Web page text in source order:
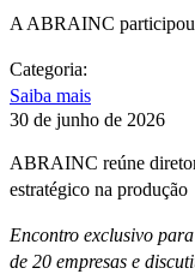
A ABRAINC
Categoria:
Saiba mais
30 de junho de 2026
ABRAINC reúne
estratégico na produção
Encontro exclusivo
de 20 empresas e